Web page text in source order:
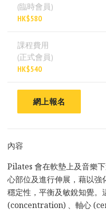
(臨時會員)
HK$580
課程費用
(正式會員)
HK$540
網上報名
內容
Pilates 會在軟墊上及音樂
心部位及進行伸展，藉以強
穩定性，平衡及敏銳知覺。
(concentration) 、軸心